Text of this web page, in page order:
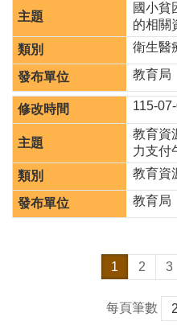
國小貧
的相關
衛生醫
教育局
115-
教育資
力支付
教育資
教育局
1 2 3
每頁筆數